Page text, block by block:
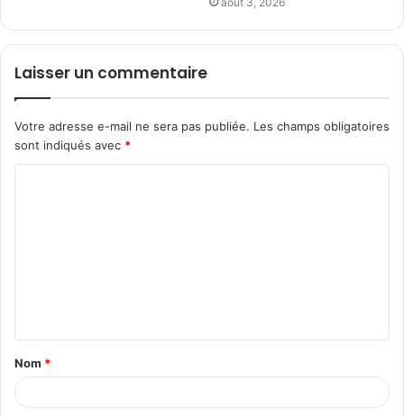
Laisser un commentaire
Votre adresse e-mail ne sera pas publiée. Les champs obligatoires
sont indiqués avec *
t
a
Nom *